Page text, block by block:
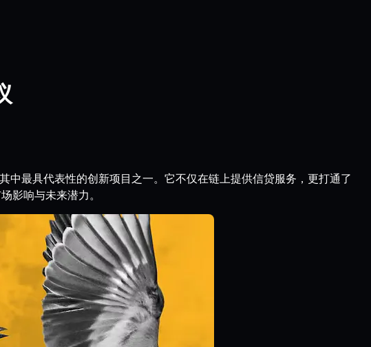
最具代表性的创新项目之一。它不仅在链上提供信贷服务，更打通了
影响与未来潜力。